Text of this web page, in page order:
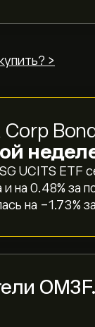
>
UCITS
и на ‎0.48‎%
на ‎-1.73‎%